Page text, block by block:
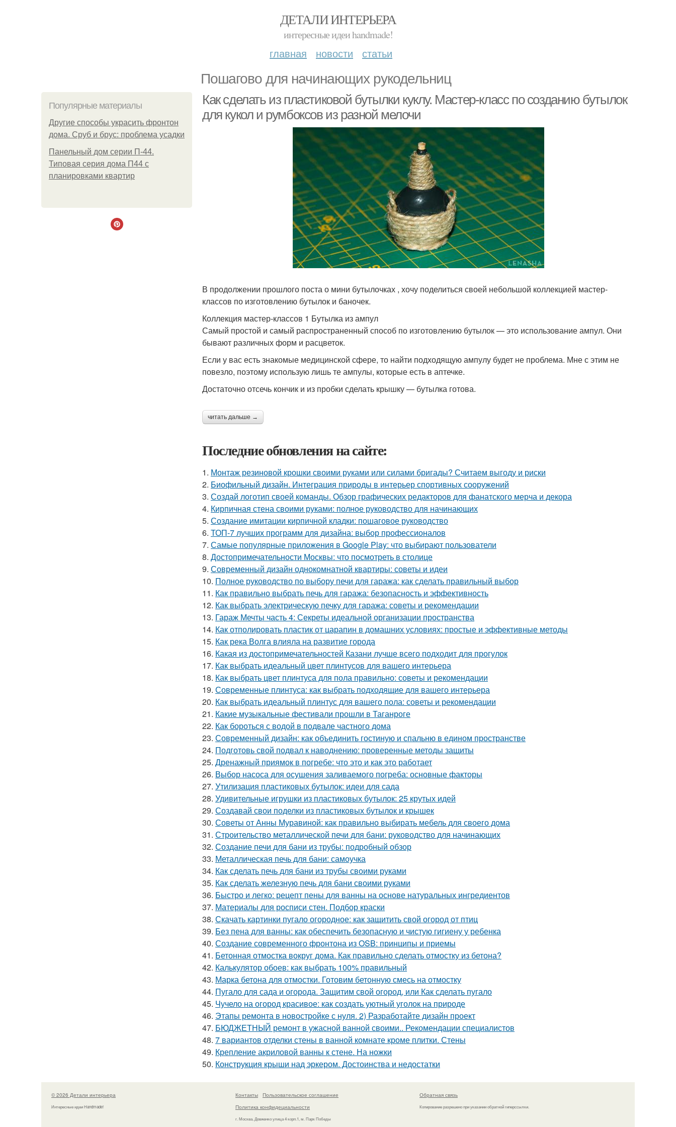
ДЕТАЛИ ИНТЕРЬЕРА
интересные идеи handmade!
главная новости статьи
Пошагово для начинающих рукодельниц
Популярные материалы
Другие способы украсить фронтон
дома. Сруб и брус: проблема усадки
Панельный дом серии П-44.
Типовая серия дома П44 с
планировками квартир
Как сделать из пластиковой бутылки куклу. Мастер-класс по созданию бутылок
для кукол и румбоксов из разной мелочи
В продолжении прошлого поста о мини бутылочках , хочу поделиться своей небольшой коллекцией мастер-
классов по изготовлению бутылок и баночек.
Коллекция мастер-классов 1 Бутылка из ампул
Самый простой и самый распространенный способ по изготовлению бутылок — это использование ампул. Они
бывают различных форм и расцветок.
Если у вас есть знакомые медицинской сфере, то найти подходящую ампулу будет не проблема. Мне с этим не
повезло, поэтому использую лишь те ампулы, которые есть в аптечке.
Достаточно отсечь кончик и из пробки сделать крышку — бутылка готова.
читать дальше →
Последние обновления на сайте:
1. Монтаж резиновой крошки своими руками или силами бригады? Считаем выгоду и риски
2. Биофильный дизайн. Интеграция природы в интерьер спортивных сооружений
3. Создай логотип своей команды. Обзор графических редакторов для фанатского мерча и декора
4. Кирпичная стена своими руками: полное руководство для начинающих
5. Создание имитации кирпичной кладки: пошаговое руководство
6. ТОП-7 лучших программ для дизайна: выбор профессионалов
7. Самые популярные приложения в Google Play: что выбирают пользователи
8. Достопримечательности Москвы: что посмотреть в столице
9. Современный дизайн однокомнатной квартиры: советы и идеи
10. Полное руководство по выбору печи для гаража: как сделать правильный выбор
11. Как правильно выбрать печь для гаража: безопасность и эффективность
12. Как выбрать электрическую печку для гаража: советы и рекомендации
13. Гараж Мечты часть 4: Секреты идеальной организации пространства
14. Как отполировать пластик от царапин в домашних условиях: простые и эффективные методы
15. Как река Волга влияла на развитие города
16. Какая из достопримечательностей Казани лучше всего подходит для прогулок
17. Как выбрать идеальный цвет плинтусов для вашего интерьера
18. Как выбрать цвет плинтуса для пола правильно: советы и рекомендации
19. Современные плинтуса: как выбрать подходящие для вашего интерьера
20. Как выбрать идеальный плинтус для вашего пола: советы и рекомендации
21. Какие музыкальные фестивали прошли в Таганроге
22. Как бороться с водой в подвале частного дома
23. Современный дизайн: как объединить гостиную и спальню в едином пространстве
24. Подготовь свой подвал к наводнению: проверенные методы защиты
25. Дренажный приямок в погребе: что это и как это работает
26. Выбор насоса для осушения заливаемого погреба: основные факторы
27. Утилизация пластиковых бутылок: идеи для сада
28. Удивительные игрушки из пластиковых бутылок: 25 крутых идей
29. Создавай свои поделки из пластиковых бутылок и крышек
30. Советы от Анны Муравиной: как правильно выбирать мебель для своего дома
31. Строительство металлической печи для бани: руководство для начинающих
32. Создание печи для бани из трубы: подробный обзор
33. Металлическая печь для бани: самоучка
34. Как сделать печь для бани из трубы своими руками
35. Как сделать железную печь для бани своими руками
36. Быстро и легко: рецепт пены для ванны на основе натуральных ингредиентов
37. Материалы для росписи стен. Подбор краски
38. Скачать картинки пугало огородное: как защитить свой огород от птиц
39. Без пена для ванны: как обеспечить безопасную и чистую гигиену у ребенка
40. Создание современного фронтона из OSB: принципы и приемы
41. Бетонная отмостка вокруг дома. Как правильно сделать отмостку из бетона?
42. Калькулятор обоев: как выбрать 100% правильный
43. Марка бетона для отмостки. Готовим бетонную смесь на отмостку
44. Пугало для сада и огорода. Защитим свой огород, или Как сделать пугало
45. Чучело на огород красивое: как создать уютный уголок на природе
46. Этапы ремонта в новостройке с нуля. 2) Разработайте дизайн проект
47. БЮДЖЕТНЫЙ ремонт в ужасной ванной своими.. Рекомендации специалистов
48. 7 вариантов отделки стены в ванной комнате кроме плитки. Стены
49. Крепление акриловой ванны к стене. На ножки
50. Конструкция крыши над эркером. Достоинства и недостатки
© 2026 Детали интерьера
Интересные идеи Handmade!
Контакты
Пользовательское соглашение
Политика конфидециальности
г. Москва, Довженко улица 4 корп.1, м. Парк Победы
Обратная связь
Копирование разрешено при указании обратной гиперссылки.